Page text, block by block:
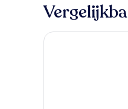
Holiday Inn